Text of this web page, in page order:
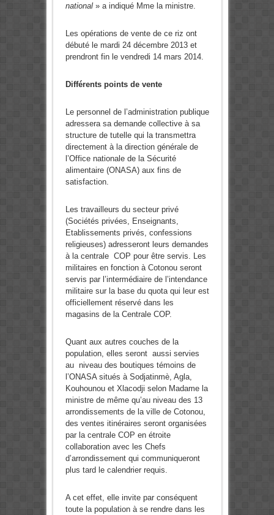
national» a indiqué Mme la ministre.
Les opérations de vente de ce riz ont
débuté le mardi 24 décembre 2013 et
prendront fin le vendredi 14 mars 2014.
Différents points de vente
Le personnel de l’administration publique
adressera sa demande collective à sa
structure de tutelle qui la transmettra
directement à la direction générale de
l’Office nationale de la Sécurité
alimentaire (ONASA) aux fins de
satisfaction.
Les travailleurs du secteur privé
(Sociétés privées, Enseignants,
Etablissements privés, confessions
religieuses) adresseront leurs demandes
à la centrale COP pour être servis. Les
militaires en fonction à Cotonou seront
servis par l’intermédiaire de l’intendance
militaire sur la base du quota qui leur est
officiellement réservé dans les
magasins de la Centrale COP.
Quant aux autres couches de la
population, elles seront aussi servies
au niveau des boutiques témoins de
l’ONASA situés à Sodjatinmè, Agla,
Kouhounou et Xlacodji selon Madame la
ministre de même qu’au niveau des 13
arrondissements de la ville de Cotonou,
des ventes itinéraires seront organisées
par la centrale COP en étroite
collaboration avec les Chefs
d’arrondissement qui communiqueront
plus tard le calendrier requis.
A cet effet, elle invite par conséquent
toute la population à se rendre dans les